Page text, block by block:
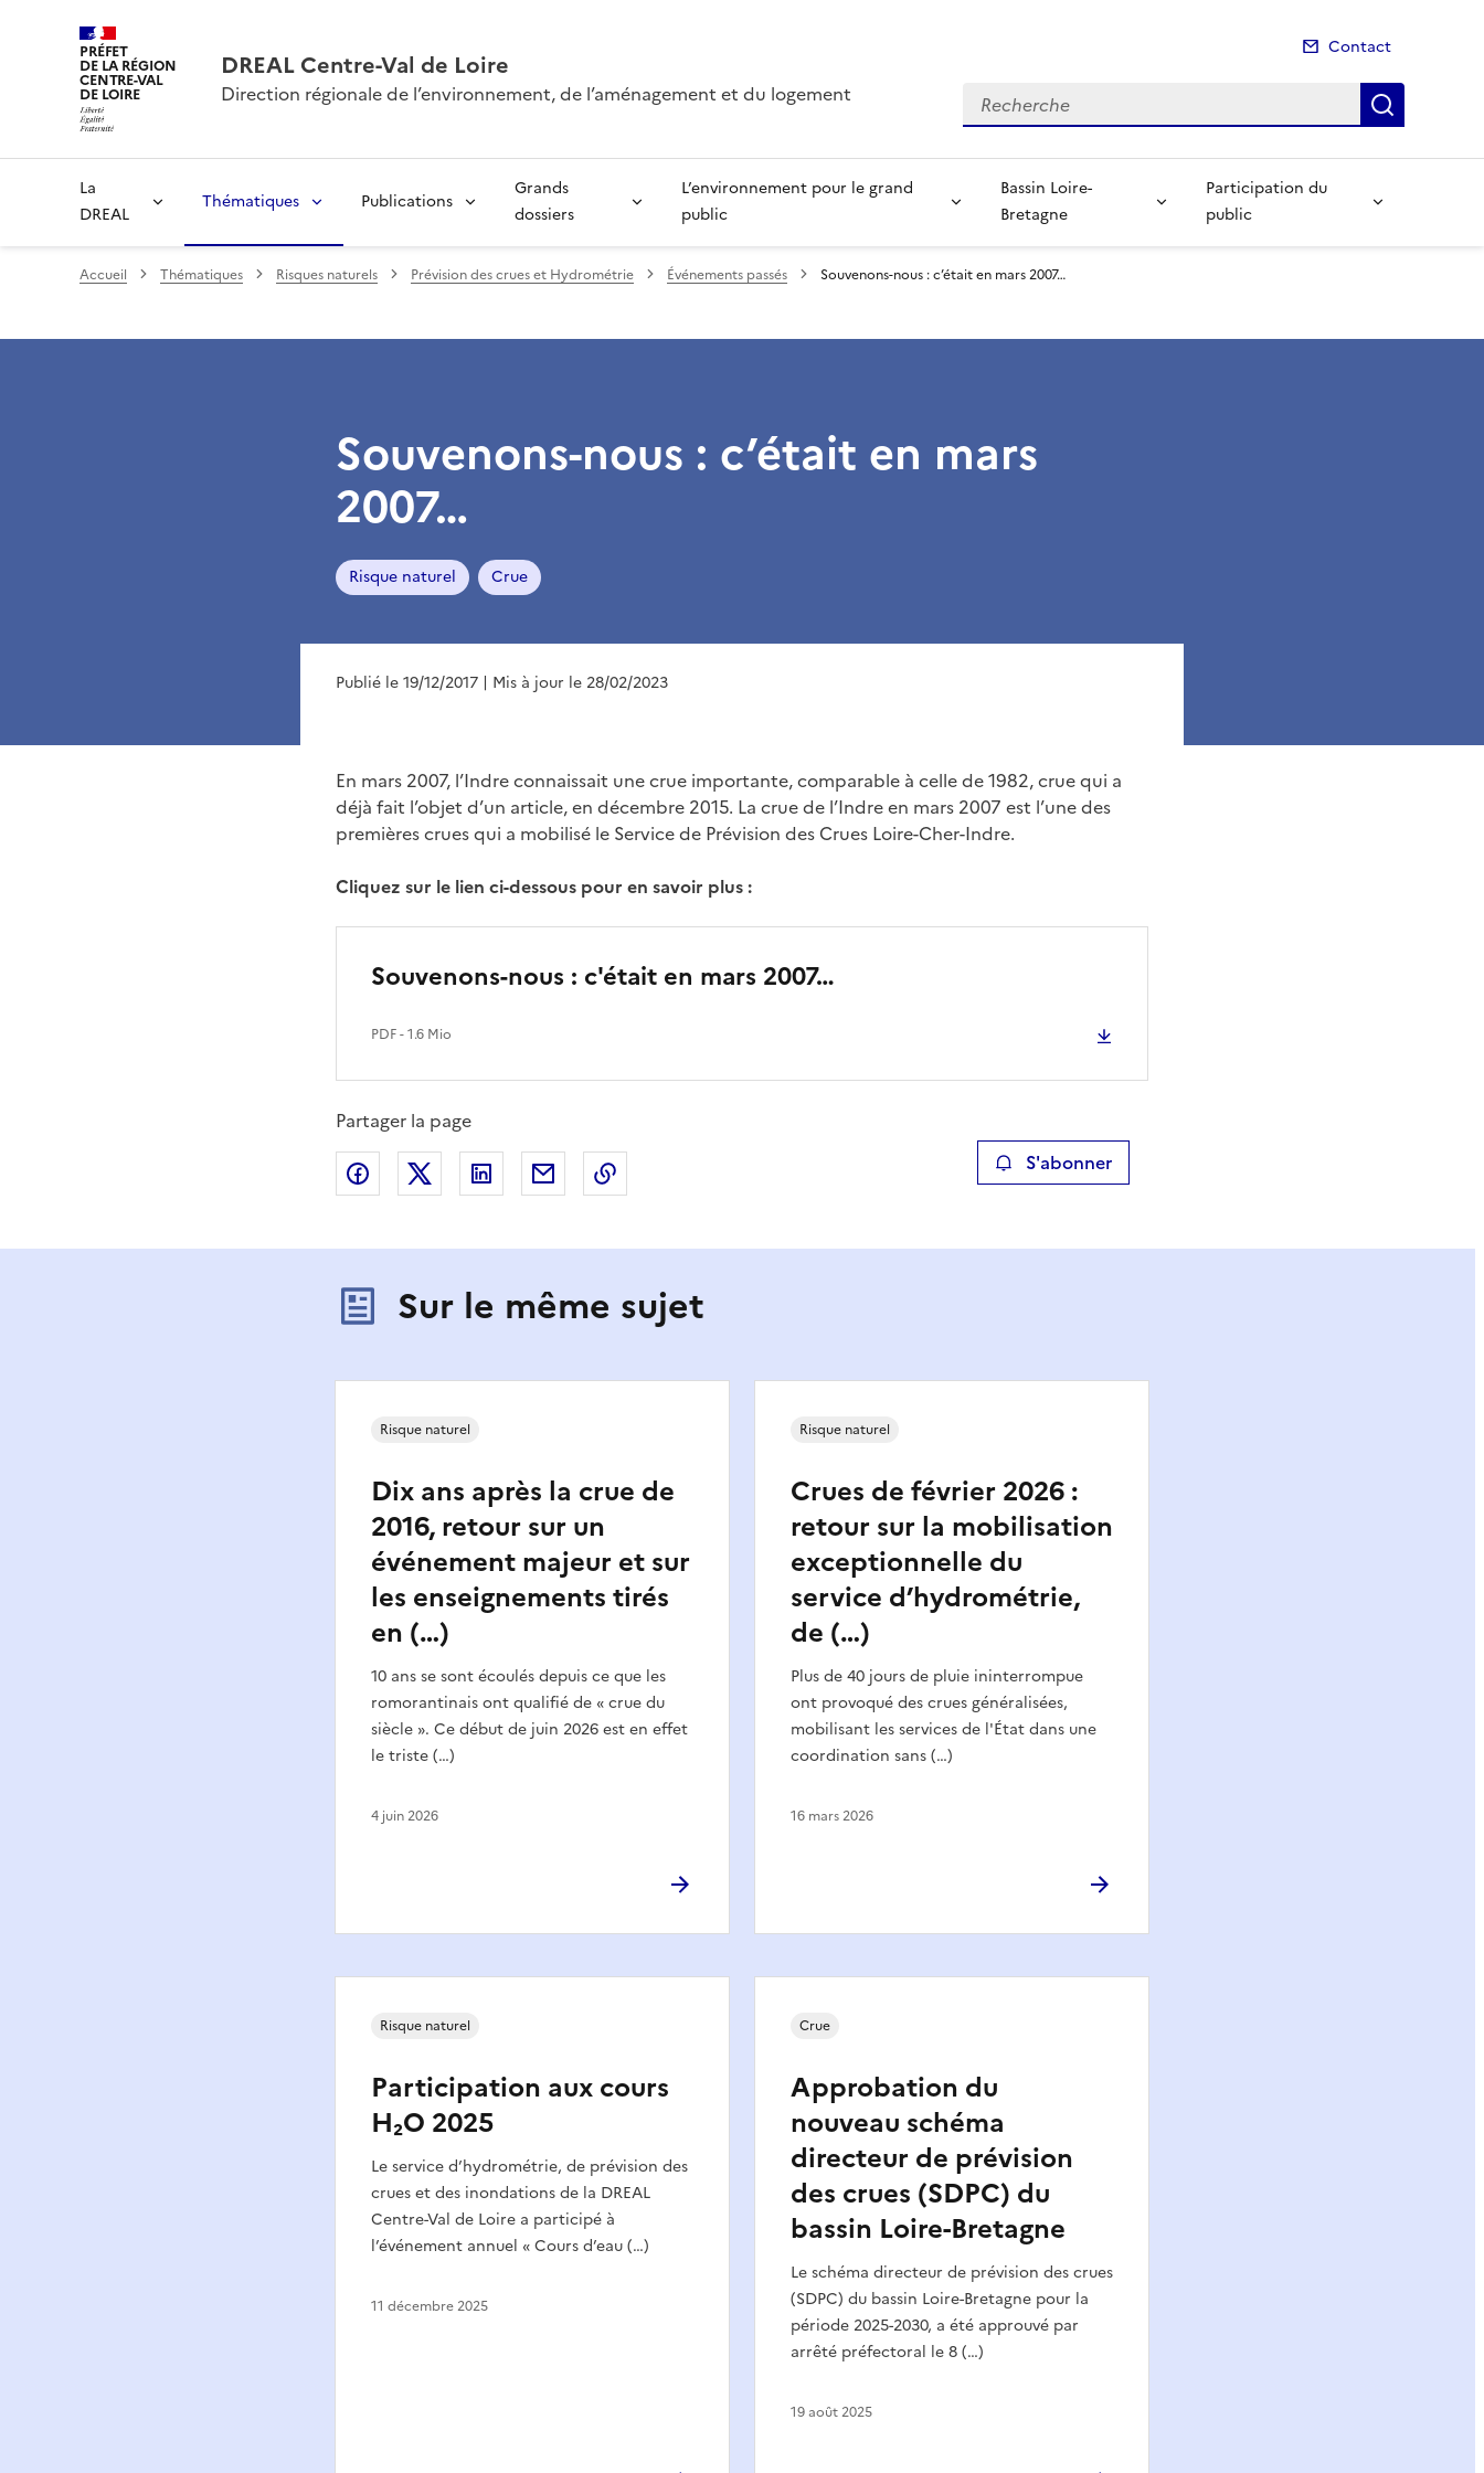
PRÉFET
DE LA RÉGION
CENTRE-VAL
DE LOIRE
DREAL Centre-Val de Loire
Direction régionale de l’environnement, de l’aménagement et du logement
Contact
Recherche
La
DREAL
Thématiques Publications
Grands
dossiers
L’environnement pour le grand
public
Bassin Loire-
Bretagne
Participation du
public
Accueil Thématiques Risques naturels Prévision des crues et Hydrométrie Événements passés Souvenons-nous : c’était en mars 2007…
Souvenons-nous : c’était en mars
2007…
Risque naturel Crue
Publié le 19/12/2017 | Mis à jour le 28/02/2023
En mars 2007, l’Indre connaissait une crue importante, comparable à celle de 1982, crue qui a
déjà fait l’objet d’un article, en décembre 2015. La crue de l’Indre en mars 2007 est l’une des
premières crues qui a mobilisé le Service de Prévision des Crues Loire-Cher-Indre.
Cliquez sur le lien ci-dessous pour en savoir plus :
Souvenons-nous : c'était en mars 2007…
PDF- 1.6 Mio
Partager la page
Partager sur Facebook
Partager sur XPartager sur LinkedIn
Partager par emailCopier le lien de la page dans le presse-papier S'abonner
Sur le même sujet
Dix ans après la crue de
2016, retour sur un
événement majeur et sur
les enseignements tirés
en (…)
10 ans se sont écoulés depuis ce que les
romorantinais ont qualifié de « crue du
siècle ». Ce début de juin 2026 est en effet
le triste (…)
Risque naturel
4 juin 2026
Crues de février 2026 :
retour sur la mobilisation
exceptionnelle du
service d’hydrométrie,
de (…)
Plus de 40 jours de pluie ininterrompue
ont provoqué des crues généralisées,
mobilisant les services de l'État dans une
coordination sans (…)
Risque naturel
16 mars 2026
Participation aux cours
H₂O 2025
Le service d’hydrométrie, de prévision des
crues et des inondations de la DREAL
Centre-Val de Loire a participé à
l’événement annuel « Cours d’eau (…)
Risque naturel
11 décembre 2025
Approbation du
nouveau schéma
directeur de prévision
des crues (SDPC) du
bassin Loire-Bretagne
Le schéma directeur de prévision des crues
(SDPC) du bassin Loire-Bretagne pour la
période 2025-2030, a été approuvé par
arrêté préfectoral le 8 (…)
Crue
19 août 2025